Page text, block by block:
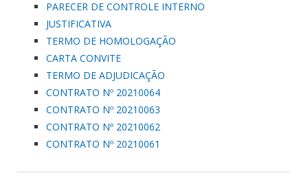
PARECER DE CONTROLE INTERNO
JUSTIFICATIVA
TERMO DE HOMOLOGAÇÃO
CARTA CONVITE
TERMO DE ADJUDICAÇÃO
CONTRATO Nº 20210064
CONTRATO Nº 20210063
CONTRATO Nº 20210062
CONTRATO Nº 20210061